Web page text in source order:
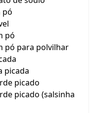
pó
pó
pó para polvilhar
picada
picado
picado (salsinha